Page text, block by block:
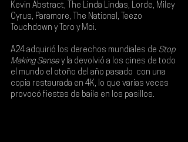
Kevin Abstract, The Linda Lindas, Lorde, Miley
Cyrus, Paramore, The National, Teezo
Touchdown y Toro y Moi.
A24 adquirió los derechos mundiales de Stop
Making Sense y la devolvió a los cines de todo
el mundo el otoño del año pasado  con una
copia restaurada en 4K, lo que varias veces
provocó fiestas de baile en los pasillos.